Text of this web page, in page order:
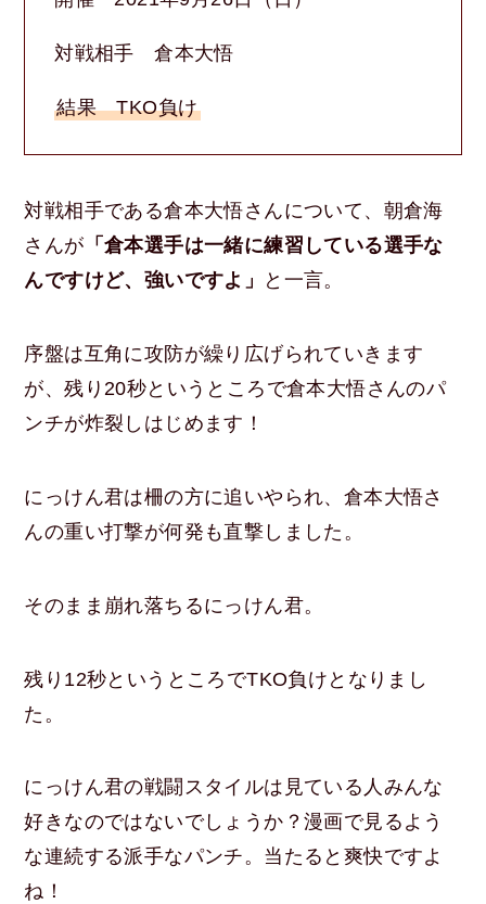
対戦相手 倉本大悟
結果 TKO負け
対戦相手である倉本大悟さんについて、朝倉海
さんが 「倉本選手は一緒に練習している選手な
んですけど、強いですよ」
と一言。
序盤は互角に攻防が繰り広げられていきます
が、残り20秒というところで倉本大悟さんのパ
ンチが炸裂しはじめます！
にっけん君は柵の方に追いやられ、倉本大悟さ
んの重い打撃が何発も直撃しました。
そのまま崩れ落ちるにっけん君。
残り12秒というところでTKO負けとなりまし
た。
にっけん君の戦闘スタイルは見ている人みんな
好きなのではないでしょうか？漫画で見るよう
な連続する派手なパンチ。当たると爽快ですよ
ね！